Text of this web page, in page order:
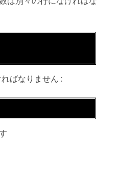
ばなりません :